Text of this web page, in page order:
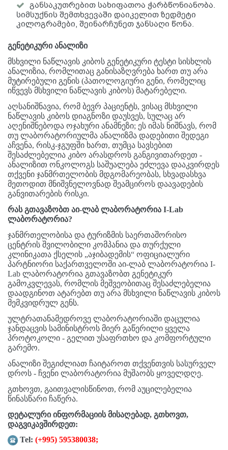
განსაკუთრებით სახიფათოა ჭარბწონიანობა.
სიმსუქნის შემთხვევაში დაიკელით ზედმეტი
კილოგრამები, შეინარჩუნეთ ჯანსაღი წონა.
გენეტიკური ანალიზი
მსხვილი ნაწლავის კიბოს გენეტიკური ტესტი სისხლის
ანალიზია, რომლითაც განისაზღვრება ხართ თუ არა
მუტირებული გენის (პათოლოგიური გენი, რომელიც
იწვევს მსხვილი ნაწლავის კიბოს) მატარებელი.
აღსანიშნავია, რომ ბევრ პაციენტს, ვისაც მსხვილი
ნაწლავის კიბოს დიაგნოზი დაუსვეს, სულაც არ
აღენიშნებოდა ოჯახური ანამნეზი; ეს იმას ნიშნავს, რომ
თუ ლაბორატორიულმა ანალიზმა დადებითი შედეგი
აჩვენა, რისკ-ჯგუფში ხართ, თუმცა სავსებით
შესაძლებელია კიბო არასდროს განგივითარდეთ -
ანალიზით ონკოლოგს საშუალება ეძლევა დააკვირდეს
თქვენი ჯანმრთელობის მდგომარეობას, სხვადასხვა
მეთოდით მნიშვნელოვნად შეამციროს დაავადების
განვითარების რისკი.
რას გთავაზობთ აი-ლაბ ლაბორატორია I-Lab
ლაბორატორია?
ჯანმრთელობისა და ტურიზმის საერთაშორისო
ცენტრის შვილობილი კომპანია და თურქული
კლინიკათა ქსელის „აჯიბადემის“ ოფიციალური
პარტნიორი საქართველოში აი-ლაბ ლაბორატორია I-
Lab ლაბორატორია გთავაზობთ გენეტიკურ
გამოკვლევას, რომლის მეშვეობითაც შესაძლებელია
დაადგინოთ ატარებთ თუ არა მსხვილი ნაწლავის კიბოს
მემკვიდრულ გენს.
ულტრათანამედროვე ლაბორატორიაში დაცულია
ჯანდაცვის სამინისტროს მიერ გაწერილი ყველა
პროტოკოლი - გელით უსაფრთხო და კომფორტული
გარემო.
ანალიზი შეგიძლიათ ჩაიტაროთ თქვენთვის სასურველ
დროს - ჩვენი ლაბორატორია მუშაობს ყოველდღე.
გთხოვთ, გაითვალისწინოთ, რომ აუცილებელია
წინასწარი ჩაწერა.
დეტალური ინფორმაციის მისაღებად, გთხოვთ,
დაგვიკავშირდეთ:
Tel: (+995) 595380038;